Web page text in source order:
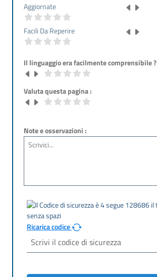
Aggiornate
Facili Da Reperire
Il linguaggio era facilmente comprensibile ?
Valuta questa pagina :
Note e osservazioni :
Ricarica codice